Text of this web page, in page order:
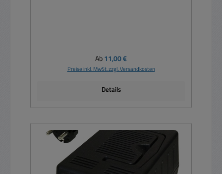
Regulärer Preis:
Ab11,00 €
Preise inkl. MwSt. zzgl. Versandkosten
Details